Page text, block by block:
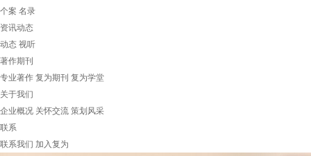
个案 名录
资讯动态
动态 视听
著作期刊
专业著作 复为期刊 复为学堂
关于我们
企业概况 关怀交流 策划风采
联系
联系我们 加入复为